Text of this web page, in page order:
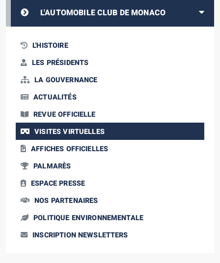
L'AUTOMOBILE CLUB DE MONACO
L'HISTOIRE
LES PRÉSIDENTS
LA GOUVERNANCE
ACTUALITÉS
REVUE OFFICIELLE
VISITES VIRTUELLES
AFFICHES OFFICIELLES
PALMARÈS
ESPACE PRESSE
NOS PARTENAIRES
POLITIQUE ENVIRONNEMENTALE
INSCRIPTION NEWSLETTERS